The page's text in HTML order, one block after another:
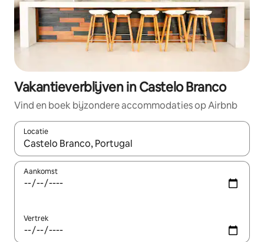
Vakantieverblijven in Castelo Branco
Vind en boek bijzondere accommodaties op Airbnb
Locatie
Wanneer er resultaten beschikbaar zijn, maak je een keuze
Aankomst
Vertrek